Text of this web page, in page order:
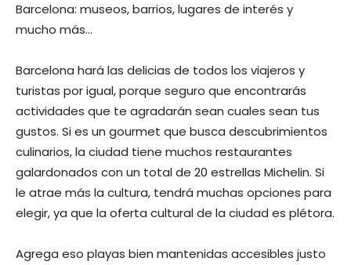
Barcelona: museos, barrios, lugares de interés y
mucho más…
Barcelona hará las delicias de todos los viajeros y
turistas por igual, porque seguro que encontrarás
actividades que te agradarán sean cuales sean tus
gustos. Si es un gourmet que busca descubrimientos
culinarios, la ciudad tiene muchos restaurantes
galardonados con un total de 20 estrellas Michelin. Si
le atrae más la cultura, tendrá muchas opciones para
elegir, ya que la oferta cultural de la ciudad es plétora.
Agrega eso playas bien mantenidas accesibles justo